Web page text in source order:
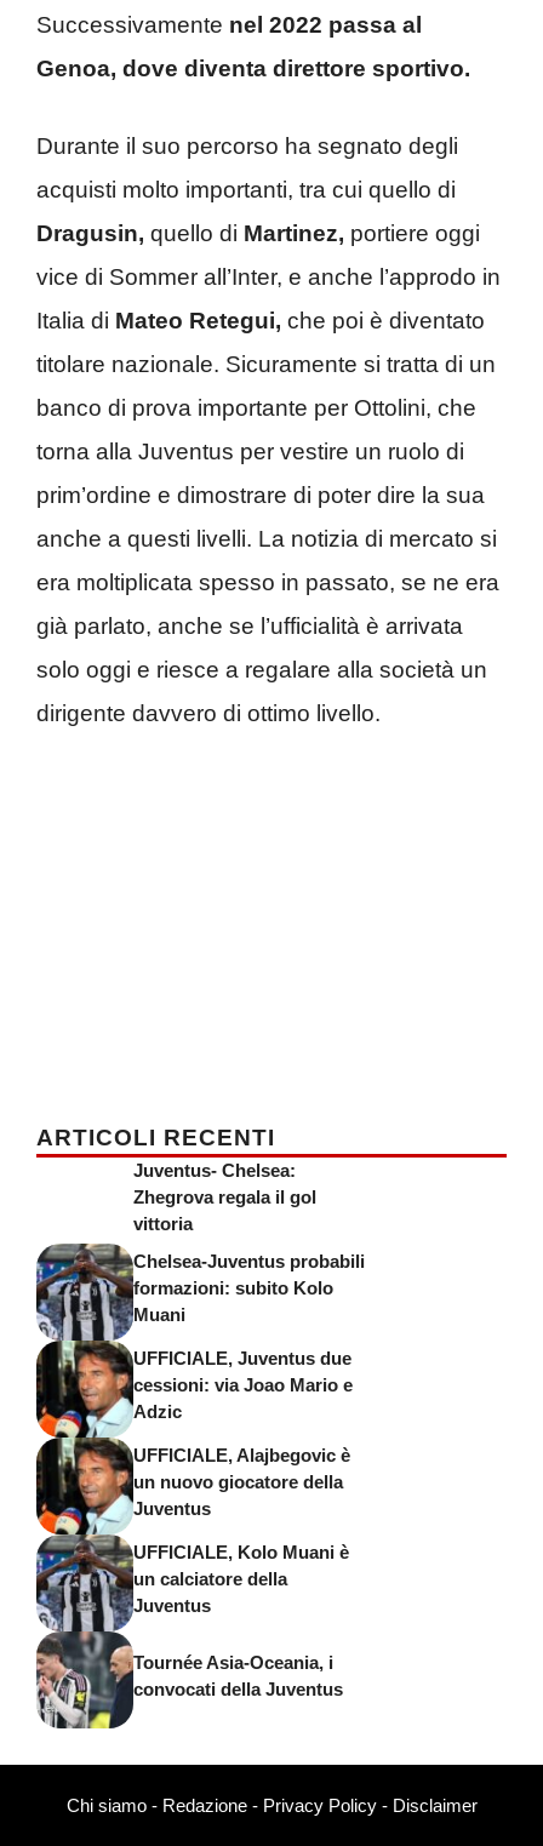
Successivamente nel 2022 passa al
Genoa, dove diventa direttore sportivo.
Durante il suo percorso ha segnato degli
acquisti molto importanti, tra cui quello di
Dragusin, quello di Martinez, portiere oggi
vice di Sommer all’Inter, e anche l’approdo in
Italia di Mateo Retegui, che poi è diventato
titolare nazionale. Sicuramente si tratta di un
banco di prova importante per Ottolini, che
torna alla Juventus per vestire un ruolo di
prim’ordine e dimostrare di poter dire la sua
anche a questi livelli. La notizia di mercato si
era moltiplicata spesso in passato, se ne era
già parlato, anche se l’ufficialità è arrivata
solo oggi e riesce a regalare alla società un
dirigente davvero di ottimo livello.
ARTICOLI RECENTI
Juventus- Chelsea:
Zhegrova regala il gol
vittoria
Chelsea-Juventus probabili
formazioni: subito Kolo
Muani
UFFICIALE, Juventus due
cessioni: via Joao Mario e
Adzic
UFFICIALE, Alajbegovic è
un nuovo giocatore della
Juventus
UFFICIALE, Kolo Muani è
un calciatore della
Juventus
Tournée Asia-Oceania, i
convocati della Juventus
Chi siamo- Redazione- Privacy Policy- Disclaimer